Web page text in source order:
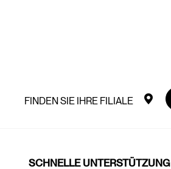
FINDEN SIE IHRE FILIALE
SCHNELLE UNTERSTÜTZUNG